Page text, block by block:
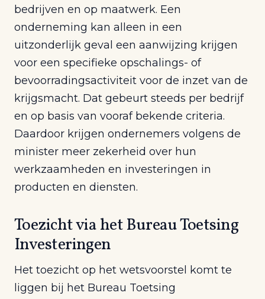
bedrijven en op maatwerk. Een
onderneming kan alleen in een
uitzonderlijk geval een aanwijzing krijgen
voor een specifieke opschalings- of
bevoorradingsactiviteit voor de inzet van de
krijgsmacht. Dat gebeurt steeds per bedrijf
en op basis van vooraf bekende criteria.
Daardoor krijgen ondernemers volgens de
minister meer zekerheid over hun
werkzaamheden en investeringen in
producten en diensten.
Toezicht via het Bureau Toetsing
Investeringen
Het toezicht op het wetsvoorstel komt te
liggen bij het Bureau Toetsing